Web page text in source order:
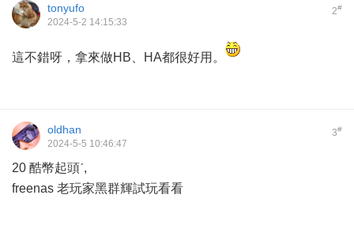
2#
tonyufo
2024-5-2 14:15:33
這不錯呀，拿來做HB、HA都很好用。
3#
oldhan
2024-5-5 10:46:47
20 酷幣起頭ˊ,
freenas 老玩家黑群輝試玩看看